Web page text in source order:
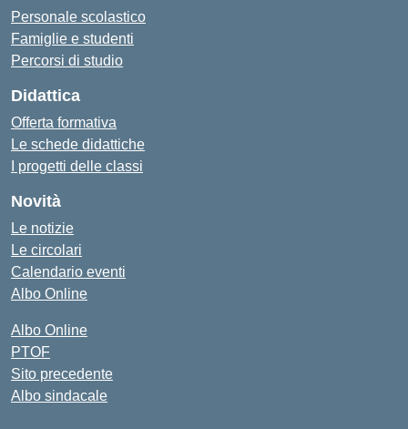
Personale scolastico
Famiglie e studenti
Percorsi di studio
Didattica
Offerta formativa
Le schede didattiche
I progetti delle classi
Novità
Le notizie
Le circolari
Calendario eventi
Albo Online
Albo Online
PTOF
Sito precedente
Albo sindacale